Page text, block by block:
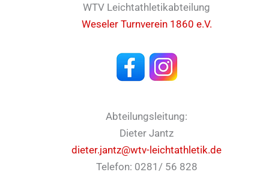
WTV Leichtathletikabteilung
Weseler Turnverein 1860 e.V.
Abteilungsleitung:
Dieter Jantz
dieter.jantz@wtv-leichtathletik.de
Telefon: 0281/ 56 828